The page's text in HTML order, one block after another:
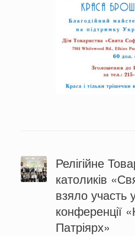
Релігійне
католиків
взяло участь
конференції
Патріярх»